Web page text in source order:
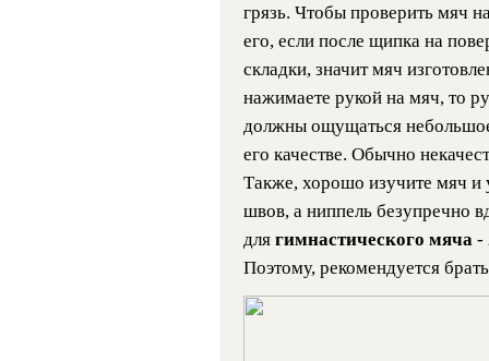
грязь. Чтобы проверить мяч
его, если после щипка на
складки, значит мяч
нажимаете рукой на мяч, то
должны ощущаться
его качестве. Обычно
Также, хорошо изучите мяч и
швов, а ниппель безупречно
для гимнастического мяча -
Поэтому, рекомендуется